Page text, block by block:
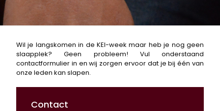
Wil je langskomen in de KEI-week maar heb je nog geen
slaapplek? Geen probleem! Vul onderstaand
contactformulier in en wij zorgen ervoor dat je bij één van
onze leden kan slapen.
Contact